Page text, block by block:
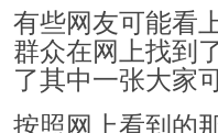
有些网友可能看
群众在网上找到
了其中一张大家
按照网上看到的